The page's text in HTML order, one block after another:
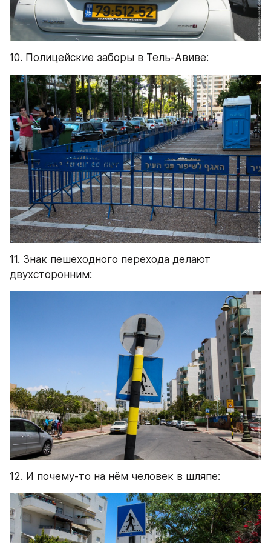
10. Полицейские заборы в Тель-Авиве:
11. Знак пешеходного перехода делают
двухсторонним:
12. И почему-то на нём человек в шляпе: